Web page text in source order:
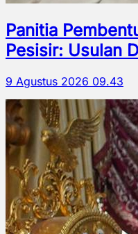
Panitia
Pesisir: Usulan
9 Agustus 2026 09.43